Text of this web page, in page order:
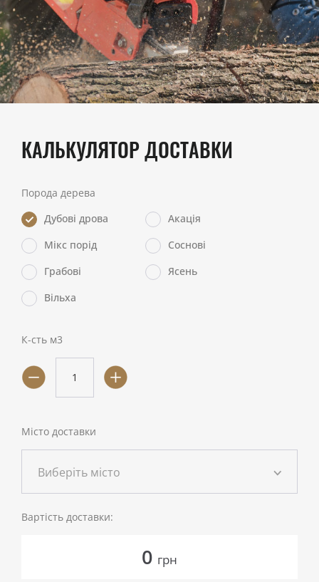
КАЛЬКУЛЯТОР ДОСТАВКИ
Порода дерева
Дубові дрова
Акація
Мікс порід
Соснові
Грабові
Ясень
Вільха
К-сть м3
Місто доставки
Виберіть місто
Вартість доставки:
0 грн